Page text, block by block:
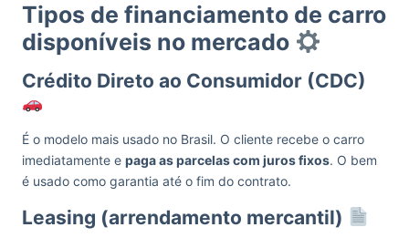
Tipos de financiamento de carro
disponíveis no mercado
Crédito Direto ao Consumidor (CDC)
É o modelo mais usado no Brasil. O cliente recebe o carro
imediatamente e paga as parcelas com juros fixos. O bem
é usado como garantia até o fim do contrato.
Leasing (arrendamento mercantil)